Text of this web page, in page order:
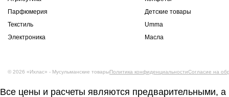
Парфюмерия
Текстиль
Электроника
Детские товары
Umma
Масла
© 2026 «Ихлас» - Мусульманские товарыПолитика конфиденциальностиСогласие на
Все цены и расчеты являются предварительными, а